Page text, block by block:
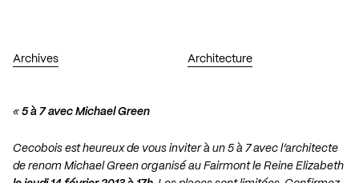
Archives Architecture
« 5 à 7 avec Michael Green
Cecobois est heureux de vous inviter à un 5 à 7 avec l’architecte
de renom Michael Green organisé au Fairmont le Reine Elizabeth